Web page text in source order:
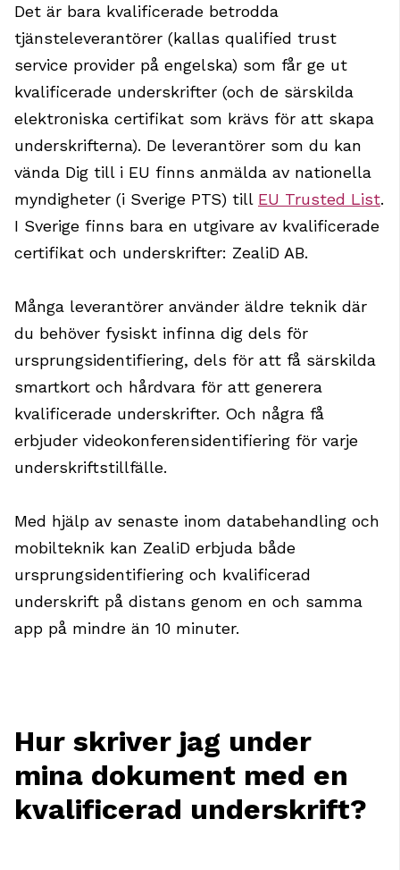
Det är bara kvalificerade betrodda
tjänsteleverantörer (kallas qualified trust
service provider på engelska) som får ge ut
kvalificerade underskrifter (och de särskilda
elektroniska certifikat som krävs för att skapa
underskrifterna). De leverantörer som du kan
vända Dig till i EU finns anmälda av nationella
myndigheter (i Sverige PTS) till EU Trusted List.
I Sverige finns bara en utgivare av kvalificerade
certifikat och underskrifter: ZealiD AB.
Många leverantörer använder äldre teknik där
du behöver fysiskt infinna dig dels för
ursprungsidentifiering, dels för att få särskilda
smartkort och hårdvara för att generera
kvalificerade underskrifter. Och några få
erbjuder videokonferensidentifiering för varje
underskriftstillfälle.
Med hjälp av senaste inom databehandling och
mobilteknik kan ZealiD erbjuda både
ursprungsidentifiering och kvalificerad
underskrift på distans genom en och samma
app på mindre än 10 minuter.
Hur skriver jag under
mina dokument med en
kvalificerad underskrift?